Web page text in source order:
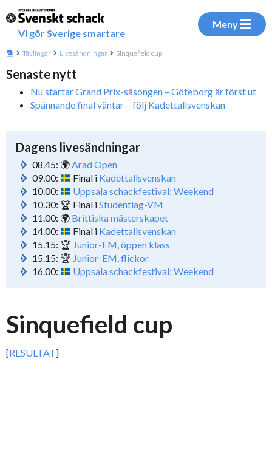
Vi gör Sverige smartare
Meny
Tävlingar Livesändningar Sinquefield cup
Senaste nytt
Nu startar Grand Prix-säsongen – Göteborg är först ut
Spännande final väntar – följ Kadettallsvenskan
Dagens livesändningar
08.45: 🌍Arad Open
09.00:
Final i Kadettallsvenskan
10.00:
Uppsala schackfestival: Weekend
10.30: 🏆 Final iStudentlag-VM
11.00: 🌍 Brittiska mästerskapet
14.00:
Final i Kadettallsvenskan
15.15: 🏆 Junior-EM, öppen klass
15.15: 🏆 Junior-EM, flickor
16.00:
Uppsala schackfestival: Weekend
Sinquefield cup
[RESULTAT]